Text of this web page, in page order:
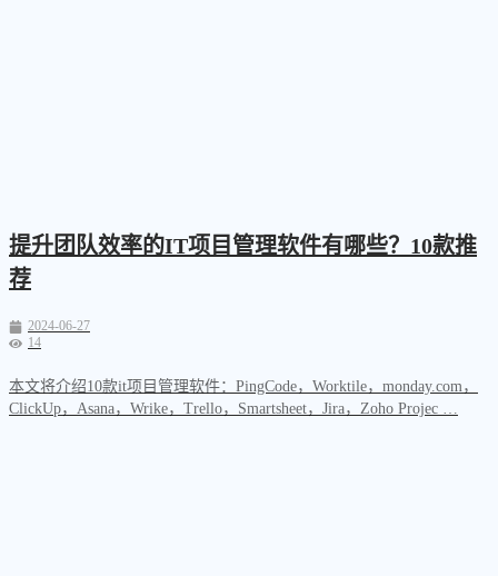
提升团队效率的IT项目管理软件有哪些？10款推
荐
2024-06-27
14
本文将介绍10款it项目管理软件：PingCode，Worktile，monday.com，
ClickUp，Asana，Wrike，Trello，Smartsheet，Jira，Zoho Projec …